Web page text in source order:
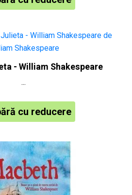
- William Shakespeare
...
cu reducere